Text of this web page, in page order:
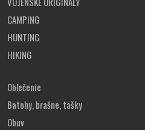
CAMPING
HUNTING
HIKING
Oblečenie
Batohy, brašne, tašky
Obuv